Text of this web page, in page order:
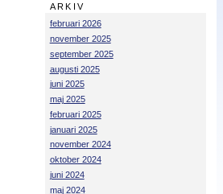
ARKIV
februari 2026
november 2025
september 2025
augusti 2025
juni 2025
maj 2025
februari 2025
januari 2025
november 2024
oktober 2024
juni 2024
maj 2024